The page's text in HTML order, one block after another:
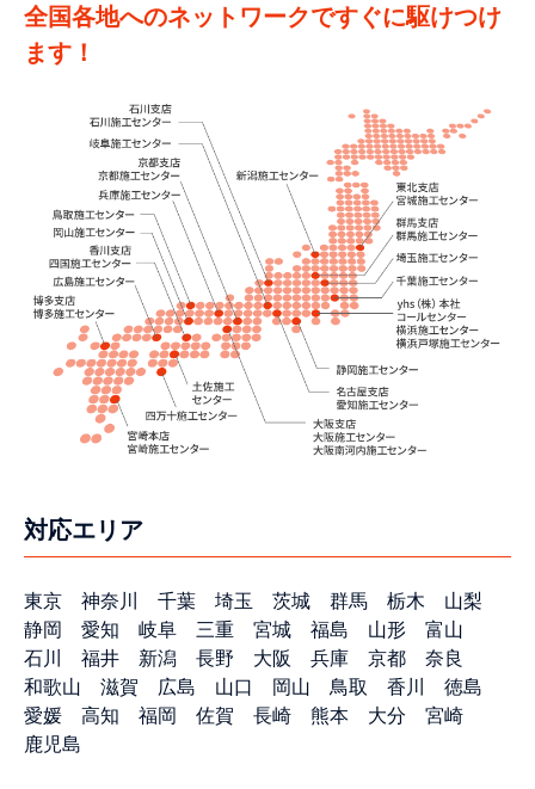
全国各地へのネットワークですぐに駆けつけ
ます！
対応エリア
東京 神奈川 千葉 埼玉 茨城 群馬 栃木
山梨
静岡
愛知 岐阜 三重 宮城 福島 山形
富山
石川
福井 新潟 長野 大阪 兵庫 京都
奈良
和歌山
滋賀 広島 山口 岡山 鳥取 香川
徳島
愛媛
高知 福岡 佐賀 長崎 熊本 大分
宮崎
鹿児島